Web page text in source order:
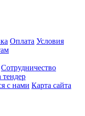
Оплата Условия
Сотрудничество
тендер
с нами Карта сайта